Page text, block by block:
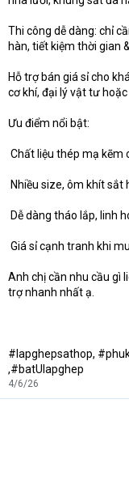
Thi công dễ dàng: chỉ
hàn, tiết kiệm thời gian
Hỗ trợ bán giá sỉ cho
cơ khí, đại lý vật tư
Ưu điểm nổi bật:
Chất liệu thép mạ kẽm
Nhiều size, ôm khít
Dễ dàng tháo lắp, linh
Giá sỉ cạnh tranh khi
Anh chị cần nhu cầu gì
trợ nhanh nhất ạ.
#lapghepsathop,
,#batUlapghep
4/6/26